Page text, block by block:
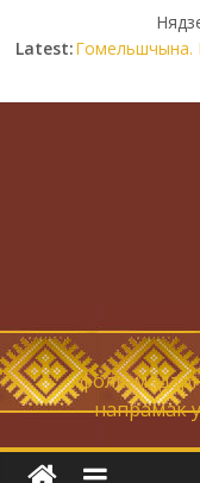
Latest:Гомельшчына.
Нічога не
беларуская
Запрашаем у
… фолк-
напрамак